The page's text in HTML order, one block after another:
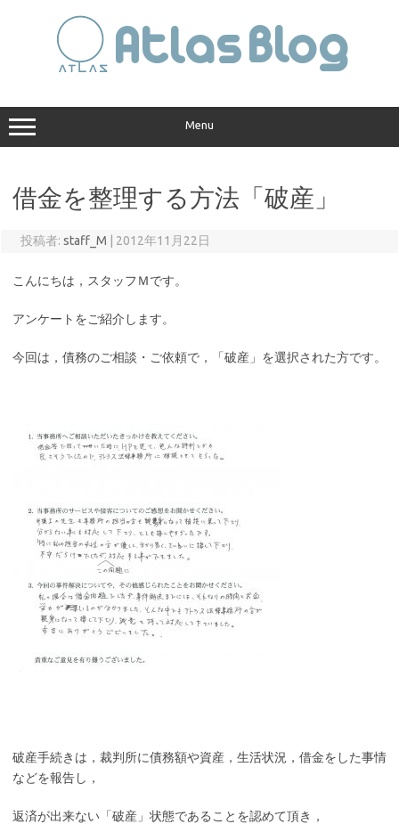
ッ
プ
Menu
借金を整理する方法「破産」
投稿者: staff_M 2012年11月22日
こんにちは，スタッフＭです。
アンケートをご紹介します。
今回は，債務のご相談・ご依頼で，「破産」を選択された方です。
破産手続きは，裁判所に債務額や資産，生活状況，借金をした事情
などを報告し，
返済が出来ない「破産」状態であることを認めて頂き，